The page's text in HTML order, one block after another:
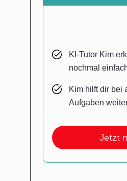
Jetzt
KI-Tutor Kim
nochmal
Kim hilft dir bei
Aufgaben